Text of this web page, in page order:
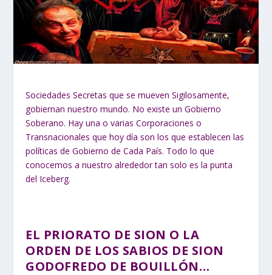
Sociedades Secretas que se mueven Sigilosamente,
gobiernan nuestro mundo. No existe un Gobierno
Soberano. Hay una o varias Corporaciones o
Transnacionales que hoy día son los que establecen las
políticas de Gobierno de Cada País. Todo lo que
conocemos a nuestro alrededor tan solo es la punta
del Iceberg.
EL PRIORATO DE SION O LA
ORDEN DE LOS SABIOS DE SION
GODOFREDO DE BOUILLÓN…